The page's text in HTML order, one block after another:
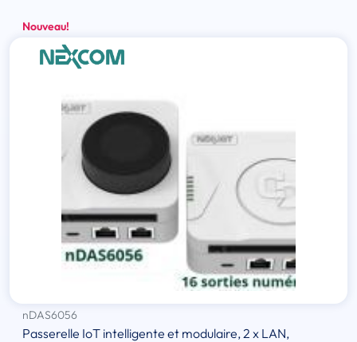
Nouveau!
nDAS6056
Passerelle IoT intelligente et modulaire, 2 x LAN,